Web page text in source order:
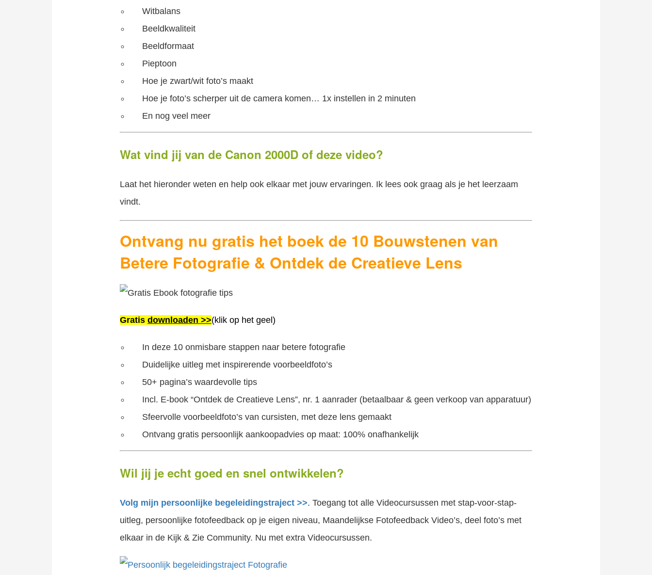
Witbalans
Beeldkwaliteit
Beeldformaat
Pieptoon
Hoe je zwart/wit foto’s maakt
Hoe je foto’s scherper uit de camera komen… 1x instellen in 2 minuten
En nog veel meer
Wat vind jij van de Canon 2000D of deze video?
Laat het hieronder weten en help ook elkaar met jouw ervaringen. Ik lees ook graag als je het leerzaam
vindt.
Ontvang nu gratis het boek de 10 Bouwstenen van
Betere Fotografie & Ontdek de Creatieve Lens
Gratis downloaden >>(klik op het geel)
In deze 10 onmisbare stappen naar betere fotografie
Duidelijke uitleg met inspirerende voorbeeldfoto’s
50+ pagina’s waardevolle tips
Incl. E-book “Ontdek de Creatieve Lens”, nr. 1 aanrader (betaalbaar & geen verkoop van apparatuur)
Sfeervolle voorbeeldfoto’s van cursisten, met deze lens gemaakt
Ontvang gratis persoonlijk aankoopadvies op maat: 100% onafhankelijk
Wil jij je echt goed en snel ontwikkelen?
Volg mijn persoonlijke begeleidingstraject >>. Toegang tot alle Videocursussen met stap-voor-stap-
uitleg, persoonlijke fotofeedback op je eigen niveau, Maandelijkse Fotofeedback Video’s, deel foto’s met
elkaar in de Kijk & Zie Community. Nu met extra Videocursussen.